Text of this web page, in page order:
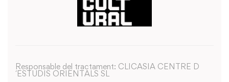
Responsable del tractament: CLICASIA CENTRE D
´ESTUDIS ORIENTALS SL